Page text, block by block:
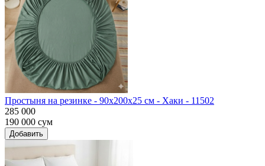
Простыня на резинке - 90x200x25 cм - Хаки - 11502
285 000
190 000 сум
Добавить